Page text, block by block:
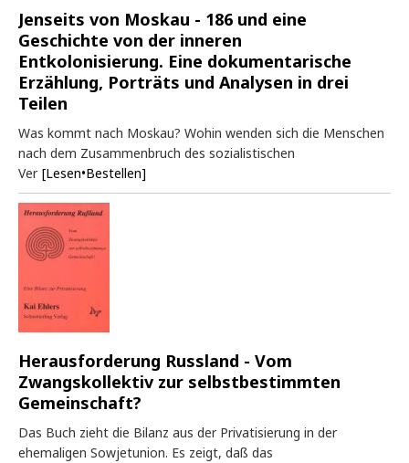
Jenseits von Moskau - 186 und eine
Geschichte von der inneren
Entkolonisierung. Eine dokumentarische
Erzählung, Porträts und Analysen in drei
Teilen
Was kommt nach Moskau? Wohin wenden sich die Menschen
nach dem Zusammenbruch des sozialistischen
Ver [Lesen•Bestellen]
Herausforderung Russland - Vom
Zwangskollektiv zur selbstbestimmten
Gemeinschaft?
Das Buch zieht die Bilanz aus der Privatisierung in der
ehemaligen Sowjetunion. Es zeigt, daß das